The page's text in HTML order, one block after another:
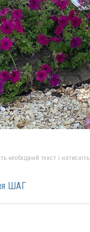
необхідний текст і
ШАГ